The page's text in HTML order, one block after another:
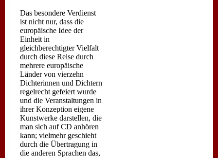
Das besondere Verdienst
ist nicht nur, dass die
europäische Idee der
Einheit in
gleichberechtigter Vielfalt
durch diese Reise durch
mehrere europäische
Länder von vierzehn
Dichterinnen und Dichtern
regelrecht gefeiert wurde
und die Veranstaltungen in
ihrer Konzeption eigene
Kunstwerke darstellen, die
man sich auf CD anhören
kann; vielmehr geschieht
durch die Übertragung in
die anderen Sprachen das,